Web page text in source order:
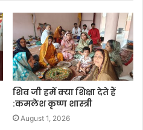
शिव जी हमें क्या शिक्षा देते हैं
:कमलेश कृष्ण शास्त्री
August 1, 2026